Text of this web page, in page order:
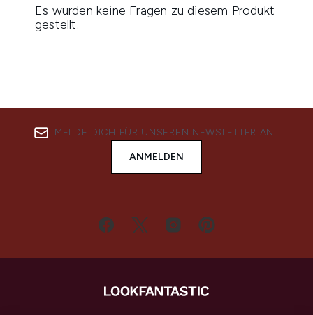
MELDE DICH FÜR UNSEREN NEWSLETTER AN
ANMELDEN